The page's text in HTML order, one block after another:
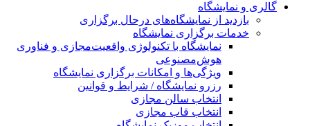
گالری و نمایشگاه
بازدید از نمایشگاه‌های درحال برگزاری
خدمات برگزاری نمایشگاه
نمایشگاه با تکنولوژی واقعیت‌مجازی و فناوری
هوش‌مصنوعی
ویژگی‌ها و امکانات برگزاری نمایشگاه
رزرو نمایشگاه / شرایط و قوانین
انتخاب سالن مجازی
انتخاب قاب مجازی